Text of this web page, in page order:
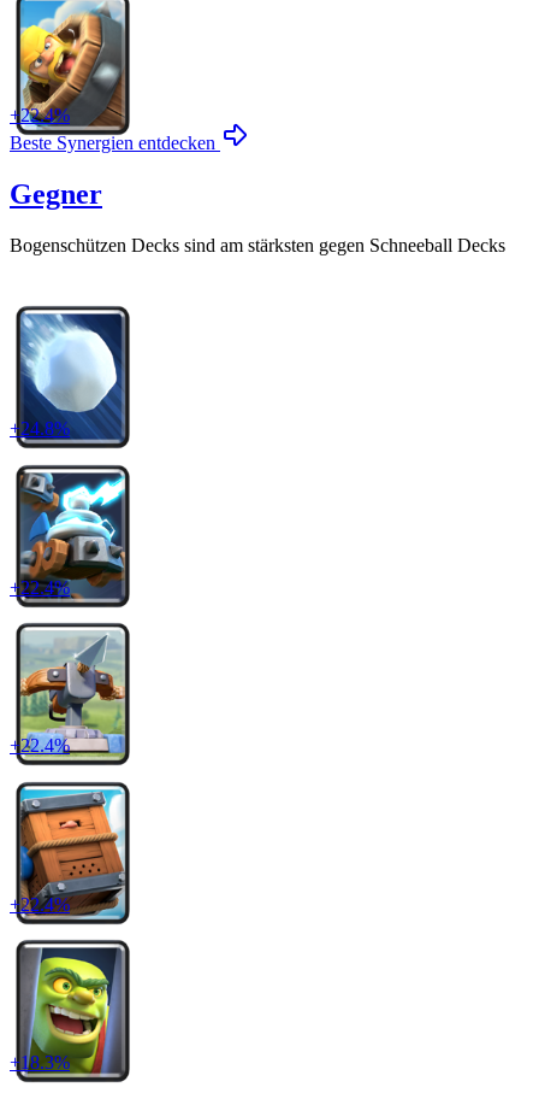
+22.4%
Beste Synergien entdecken
Gegner
Bogenschützen Decks sind am stärksten gegen Schneeball Decks
+24.8%
+22.4%
+22.4%
+22.4%
+18.3%